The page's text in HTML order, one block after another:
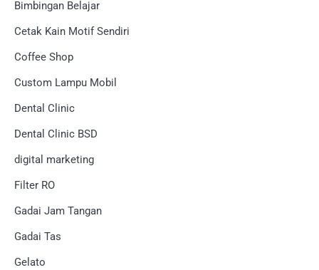
Bimbingan Belajar
Cetak Kain Motif Sendiri
Coffee Shop
Custom Lampu Mobil
Dental Clinic
Dental Clinic BSD
digital marketing
Filter RO
Gadai Jam Tangan
Gadai Tas
Gelato